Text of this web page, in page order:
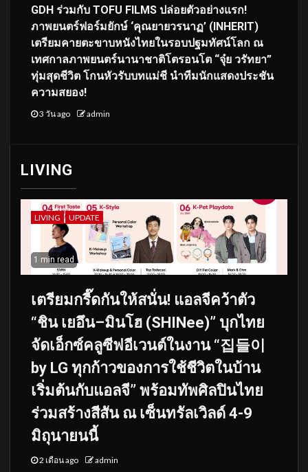
GDH ร่วมกับ TOFU FILMS ปล่อยตัวอย่างแรก!
ภาพยนตร์ฟอร์มยักษ์ ‘คุณยายวรนาฏ’ (INHERIT)
เตรียมคายตะขาบหนังไทยในรอบปฐมทัศน์โลก ณ
เทศกาลภาพยนตร์นานาชาติโตรอนโต “จุ๋ย วรัทยา”
ทุ่มสุดชีวิต โกนหัวรับบทแม่ชี นำทีมนักแสดงประชัน
ความสยอง!
3 วัน ago admin
LIVING
LIVING UPDATE
1 min read
เตรียมกรี๊ดกันให้สนั่น! แอลจีคว้าตัว
“ชิน เยอึน–มินโฮ (SHINee)” บุกไทย
จัดเอ็กซ์คลูซีฟอีเวนต์ในงาน “집들이
by LG ทุกก้าวของการใช้ชีวิตในบ้าน
เริ่มต้นกับแอลจี” พร้อมทัพศิลปินไทย
ร่วมสร้างสีสัน ณ เซ็นทรัลเวิลด์ 4-9
มิถุนายนนี้
2 เดือน ago admin